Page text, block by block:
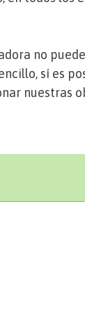
no
sí es
nuestras